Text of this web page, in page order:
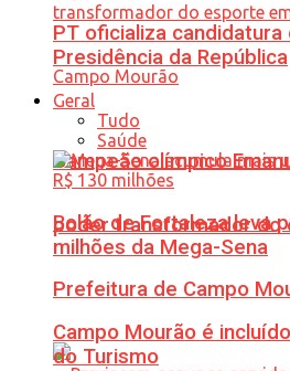
Campeão olímpico
poder transformador do
Prefeitura de Campo
PT oficializa candidatura
Presidência da República
Geral
Tudo
Saúde
Bolão de Fortaleza leva
milhões da Mega-Sena
Campo Mourão é
do Turismo